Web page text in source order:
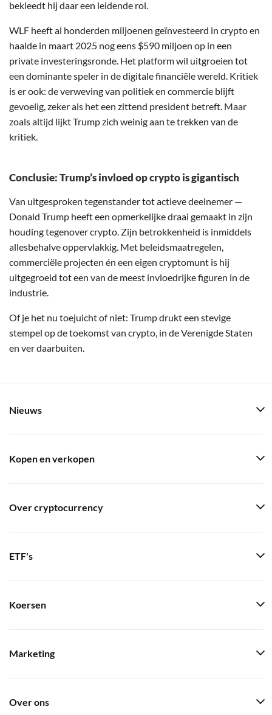
bekleedt hij daar een leidende rol.
WLF heeft al honderden miljoenen geïnvesteerd in crypto en
haalde in maart 2025 nog eens $590 miljoen op in een
private investeringsronde. Het platform wil uitgroeien tot
een dominante speler in de digitale financiële wereld. Kritiek
is er ook: de verweving van politiek en commercie blijft
gevoelig, zeker als het een zittend president betreft. Maar
zoals altijd lijkt Trump zich weinig aan te trekken van de
kritiek.
Conclusie: Trump’s invloed op crypto is gigantisch
Van uitgesproken tegenstander tot actieve deelnemer —
Donald Trump heeft een opmerkelijke draai gemaakt in zijn
houding tegenover crypto. Zijn betrokkenheid is inmiddels
allesbehalve oppervlakkig. Met beleidsmaatregelen,
commerciële projecten én een eigen cryptomunt is hij
uitgegroeid tot een van de meest invloedrijke figuren in de
industrie.
Of je het nu toejuicht of niet: Trump drukt een stevige
stempel op de toekomst van crypto, in de Verenigde Staten
en ver daarbuiten.
Nieuws
Kopen en verkopen
Over cryptocurrency
ETF's
Koersen
Marketing
Over ons